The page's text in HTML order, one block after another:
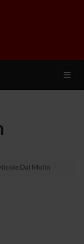
Dal Molin